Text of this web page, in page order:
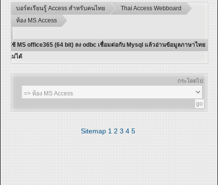
บอร์ดเรียนรู้ Access สำหรับคนไทย
Thai Access Webboard
ห้อง MS Access
ใช้ MS office365 (64 bit) ลง odbc เชื่อมต่อกับ Mysql แล้วอ่านข้อมูลภาษาไทย
ไม่ได้
กระโดดไป:
Sitemap 1 2 3 4 5